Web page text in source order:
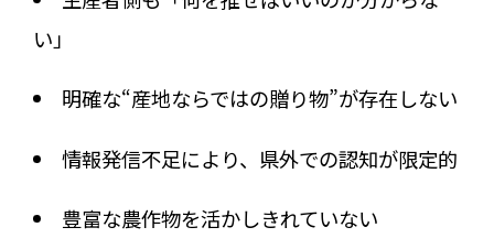
い」
明確な“産地ならではの贈り物”が存在しない
情報発信不足により、県外での認知が限定的
豊富な農作物を活かしきれていない